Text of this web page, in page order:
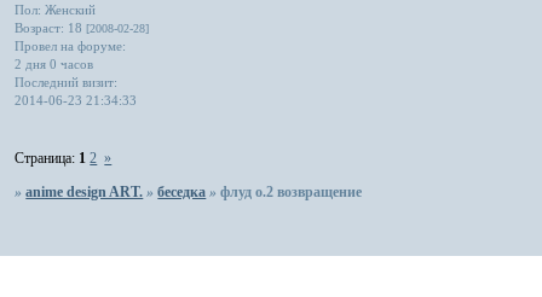
Пол: Женский
Возраст: 18[2008-02-28]
Провел на форуме:
2 дня 0 часов
Последний визит:
2014-06-23 21:34:33
Страница: 1 2 »
»anime design ART. »беседка »флуд о.2 возвращение